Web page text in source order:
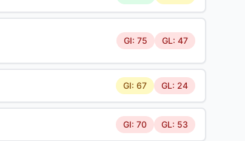
GI: 75 GL: 47
GI: 67 GL: 24
GI: 70 GL: 53